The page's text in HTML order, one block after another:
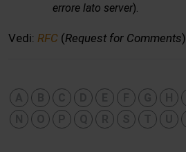
errore lato server).
Vedi: RFC (Request for Comments)